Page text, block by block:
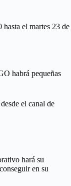
hasta el martes 23 de
habrá pequeñas
el canal de
hará su
en su